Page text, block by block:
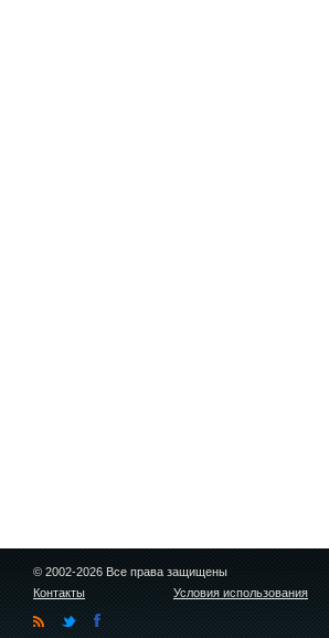
© 2002-2026 Все права защищены
Контакты
Условия использования